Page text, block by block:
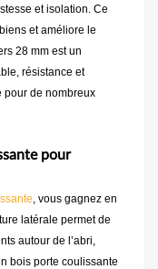
et isolation. Ce
et améliore le
28 mm est un
résistance et
pour de nombreux
pour
, vous gagnez en
latérale permet de
autour de l’abri,
bois porte coulissante